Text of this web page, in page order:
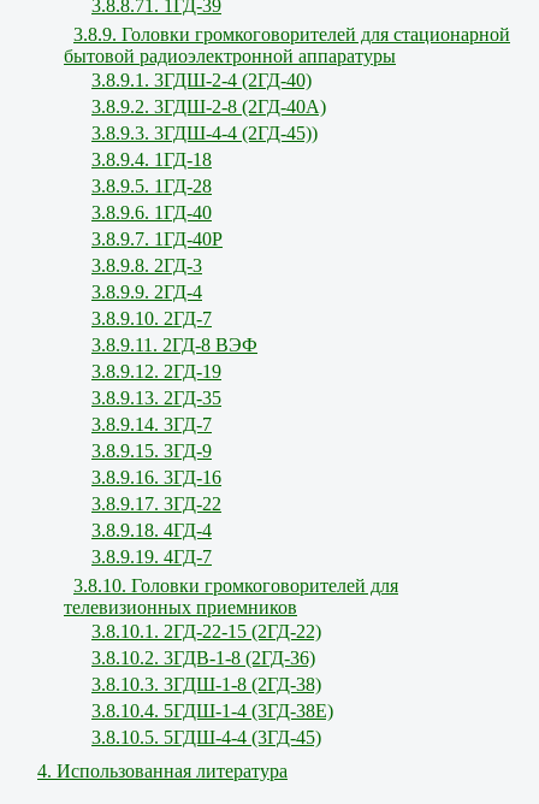
3.8.8.71. 1ГД-39
3.8.9. Головки громкоговорителей для стационарной
бытовой радиоэлектронной аппаратуры
3.8.9.1. 3ГДШ-2-4 (2ГД-40)
3.8.9.2. 3ГДШ-2-8 (2ГД-40А)
3.8.9.3. 3ГДШ-4-4 (2ГД-45))
3.8.9.4. 1ГД-18
3.8.9.5. 1ГД-28
3.8.9.6. 1ГД-40
3.8.9.7. 1ГД-40Р
3.8.9.8. 2ГД-3
3.8.9.9. 2ГД-4
3.8.9.10. 2ГД-7
3.8.9.11. 2ГД-8 ВЭФ
3.8.9.12. 2ГД-19
3.8.9.13. 2ГД-35
3.8.9.14. 3ГД-7
3.8.9.15. 3ГД-9
3.8.9.16. 3ГД-16
3.8.9.17. 3ГД-22
3.8.9.18. 4ГД-4
3.8.9.19. 4ГД-7
3.8.10. Головки громкоговорителей для
телевизионных приемников
3.8.10.1. 2ГД-22-15 (2ГД-22)
3.8.10.2. 3ГДВ-1-8 (2ГД-36)
3.8.10.3. 3ГДШ-1-8 (2ГД-38)
3.8.10.4. 5ГДШ-1-4 (3ГД-38Е)
3.8.10.5. 5ГДШ-4-4 (3ГД-45)
4. Использованная литература